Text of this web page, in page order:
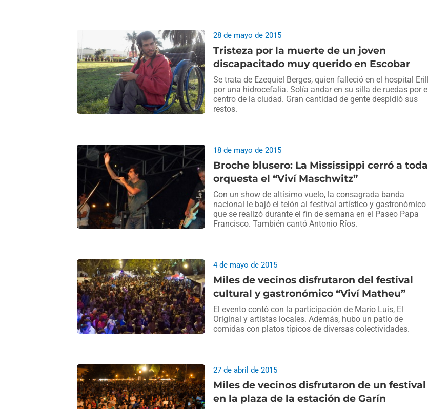
Tristeza por la muerte de un joven
discapacitado muy querido en Escobar
28 de mayo de 2015
Se trata de Ezequiel Berges, quien falleció en el hospital Erill
por una hidrocefalia. Solía andar en su silla de ruedas por el
centro de la ciudad. Gran cantidad de gente despidió sus
restos.
Broche blusero: La Mississippi cerró a toda
orquesta el “Viví Maschwitz”
18 de mayo de 2015
Con un show de altísimo vuelo, la consagrada banda
nacional le bajó el telón al festival artístico y gastronómico
que se realizó durante el fin de semana en el Paseo Papa
Francisco. También cantó Antonio Ríos.
Miles de vecinos disfrutaron del festival
cultural y gastronómico “Viví Matheu”
4 de mayo de 2015
El evento contó con la participación de Mario Luis, El
Original y artistas locales. Además, hubo un patio de
comidas con platos típicos de diversas colectividades.
Miles de vecinos disfrutaron de un festival
en la plaza de la estación de Garín
27 de abril de 2015